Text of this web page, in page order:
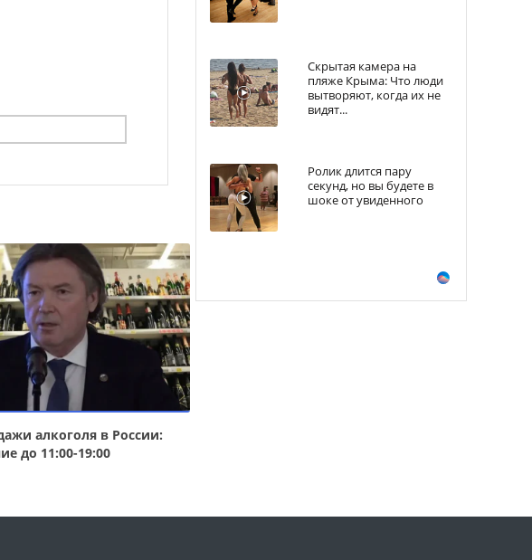
алкоголя в России:
до 11:00-19:00
Скрытая камера на
пляже Крыма: Что люди
вытворяют, когда их не
видят...
Ролик длится пару
секунд, но вы будете в
шоке от увиденного